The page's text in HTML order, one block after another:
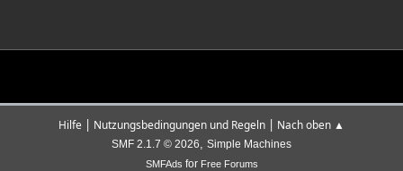
Hilfe | Nutzungsbedingungen und Regeln | Nach oben ▲
SMF 2.1.7 © 2026, Simple Machines
SMFAds for Free Forums